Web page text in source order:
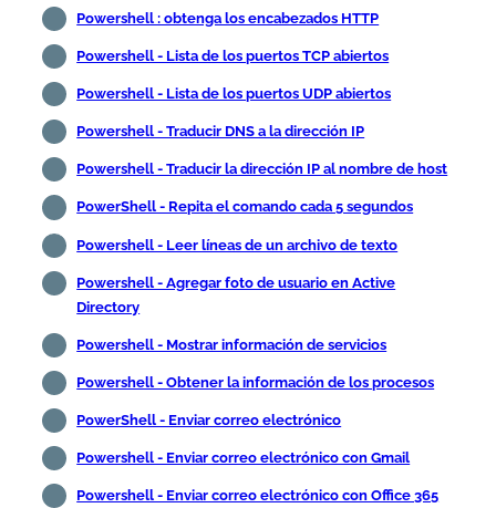
Powershell : obtenga los encabezados HTTP
Powershell - Lista de los puertos TCP abiertos
Powershell - Lista de los puertos UDP abiertos
Powershell - Traducir DNS a la dirección IP
Powershell - Traducir la dirección IP al nombre de host
PowerShell - Repita el comando cada 5 segundos
Powershell - Leer líneas de un archivo de texto
Powershell - Agregar foto de usuario en Active
Directory
Powershell - Mostrar información de servicios
Powershell - Obtener la información de los procesos
PowerShell - Enviar correo electrónico
Powershell - Enviar correo electrónico con Gmail
Powershell - Enviar correo electrónico con Office 365